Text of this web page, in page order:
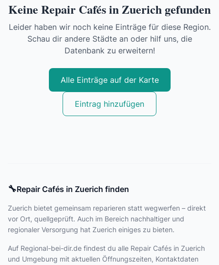
Keine Repair Cafés in Zuerich gefunden
Leider haben wir noch keine Einträge für diese Region.
Schau dir andere Städte an oder hilf uns, die
Datenbank zu erweitern!
Alle Einträge auf der Karte
Eintrag hinzufügen
🔧Repair Cafés in Zuerich finden
Zuerich bietet gemeinsam reparieren statt wegwerfen – direkt
vor Ort, quellgeprüft. Auch im Bereich nachhaltiger und
regionaler Versorgung hat Zuerich einiges zu bieten.
Auf Regional-bei-dir.de findest du alle Repair Cafés in Zuerich
und Umgebung mit aktuellen Öffnungszeiten, Kontaktdaten